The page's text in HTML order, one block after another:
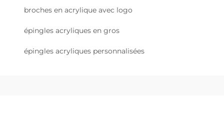
broches en acrylique avec logo
épingles acryliques en gros
épingles acryliques personnalisées